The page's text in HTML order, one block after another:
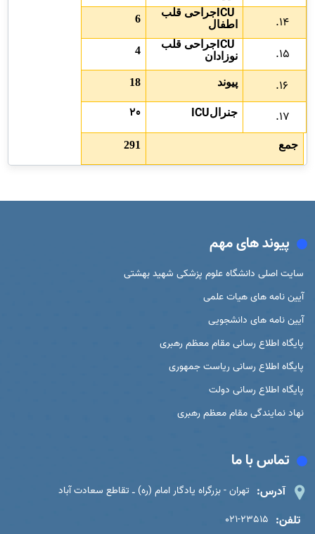
ICUجراحی قلب
اطفال
6
ICUجراحی قلب
نوزادان
4
پیوند 18
جنرالICU
20
جمع 291
پیوند های مهم
سایت اصلی دانشگاه علوم پزشکی شهید بهشتی
آیین نامه های هیات علمی
آیین نامه های دانشجویی
پایگاه اطلاع رسانی مقام معظم رهبری
پایگاه اطلاع رسانی ریاست جمهوری
پایگاه اطلاع رسانی دولت
نهاد نمایندگی مقام معظم رهبری
تماس با ما
آدرس: تهران - بزرگراه یادگار امام (ره) ـ تقاطع سعادت آباد
تلفن: 021-23515